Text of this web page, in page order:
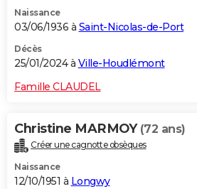
Naissance
03/06/1936 à Saint-Nicolas-de-Port
Décès
25/01/2024 à Ville-Houdlémont
Famille CLAUDEL
Christine MARMOY (72 ans)
Créer une cagnotte obsèques
Naissance
12/10/1951 à Longwy